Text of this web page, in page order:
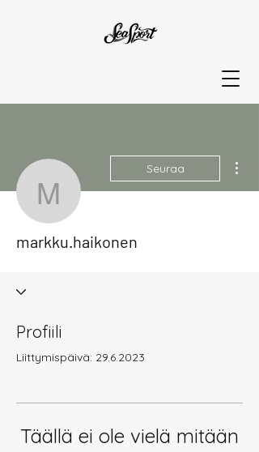
markku.haikonen
Seuraa
markku.haikonen
Profiili
Liittymispäivä: 29.6.2023
Täällä ei ole vielä mitään